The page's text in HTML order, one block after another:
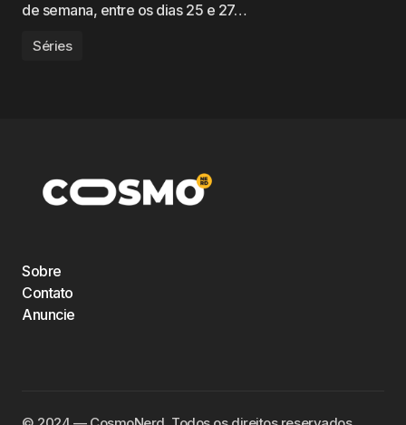
de semana, entre os dias 25 e 27…
Séries
Sobre
Contato
Anuncie